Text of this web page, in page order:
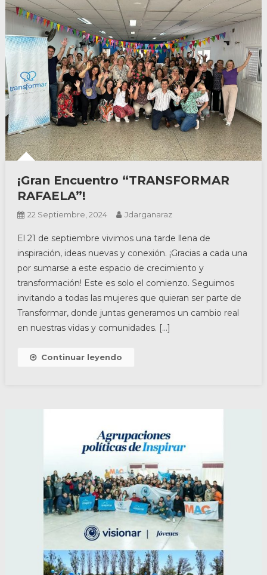
¡Gran Encuentro “TRANSFORMAR
RAFAELA”!
22 Septiembre, 2024 Jdarganaraz
El 21 de septiembre vivimos una tarde llena de
inspiración, ideas nuevas y conexión. ¡Gracias a cada una
por sumarse a este espacio de crecimiento y
transformación! Este es solo el comienzo. Seguimos
invitando a todas las mujeres que quieran ser parte de
Transformar, donde juntas generamos un cambio real
en nuestras vidas y comunidades. […]
Continuar leyendo